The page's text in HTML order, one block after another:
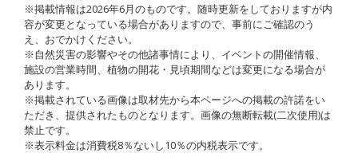
※掲載情報は2026年6月のものです。随時更新をしておりますが内
容が変更となっている場合がありますので、事前にご確認のう
え、おでかけください。
※自然災害の影響やその他諸事情により、イベントの開催情報、
施設の営業時間、植物の開花・見頃期間などは変更になる場合が
あります。
※掲載されている画像は取材先から本ページへの掲載の許諾をい
ただき、提供されたものとなります。画像の無断転載(二次使用)は
禁止です。
※表示料金は消費税8％ないし10％の内税表示です。